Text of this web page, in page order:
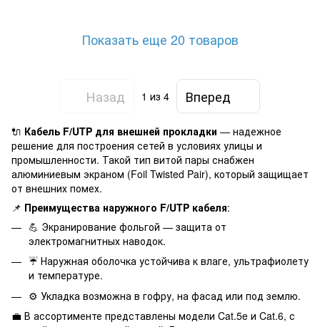
Показать еще 20 товаров
Назад 1 из 4 Вперед
🔌 Кабель F/UTP для внешней прокладки — надежное
решение для построения сетей в условиях улицы и
промышленности. Такой тип витой пары снабжен
алюминиевым экраном (Foil Twisted Pair), который защищает
от внешних помех.
📌 Преимущества наружного F/UTP кабеля:
💪 Экранирование фольгой — защита от
электромагнитных наводок.
☔ Наружная оболочка устойчива к влаге, ультрафиолету
и температуре.
⚙️ Укладка возможна в гофру, на фасад или под землю.
💼 В ассортименте представлены модели Cat.5e и Cat.6, с